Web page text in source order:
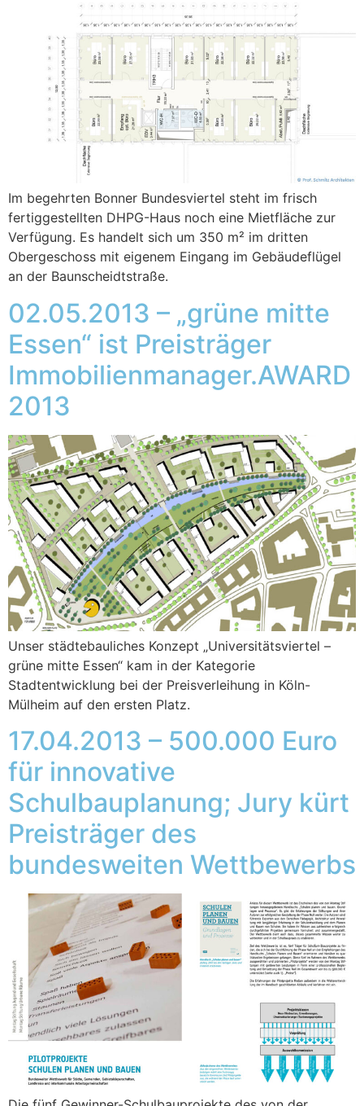
Im begehrten Bonner Bundesviertel steht im frisch
fertiggestellten DHPG-Haus noch eine Mietfläche zur
Verfügung. Es handelt sich um 350 m² im dritten
Obergeschoss mit eigenem Eingang im Gebäudeflügel
an der Baunscheidtstraße.
02.05.2013 – „grüne mitte
Essen“ ist Preisträger
Immobilienmanager.AWARD
2013
Unser städtebauliches Konzept „Universitätsviertel –
grüne mitte Essen“ kam in der Kategorie
Stadtentwicklung bei der Preisverleihung in Köln-
Mülheim auf den ersten Platz.
17.04.2013 – 500.000 Euro
für innovative
Schulbauplanung; Jury kürt
Preisträger des
bundesweiten Wettbewerbs